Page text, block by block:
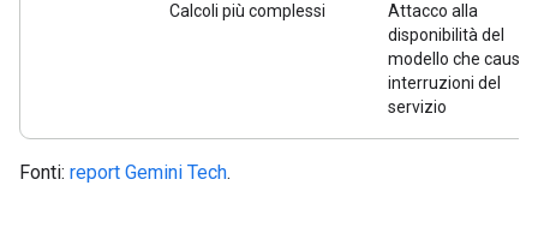
Calcoli più complessi
Attacco alla
disponibilità del
modello che causa
interruzioni del
servizio
Fonti: report Gemini Tech.